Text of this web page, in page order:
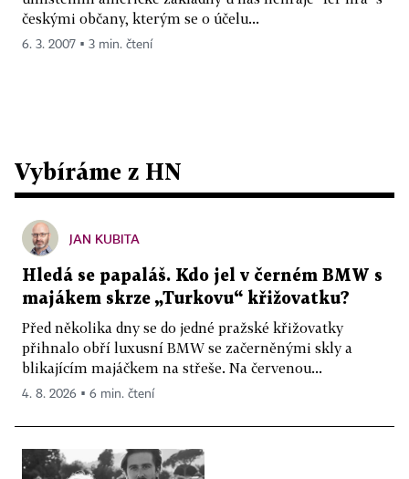
českými občany, kterým se o účelu...
6. 3. 2007 ▪ 3 min. čtení
Vybíráme z HN
JAN KUBITA
Hledá se papaláš. Kdo jel v černém BMW s
majákem skrze „Turkovu“ křižovatku?
Před několika dny se do jedné pražské křižovatky
přihnalo obří luxusní BMW se začerněnými skly a
blikajícím majáčkem na střeše. Na červenou...
4. 8. 2026 ▪ 6 min. čtení